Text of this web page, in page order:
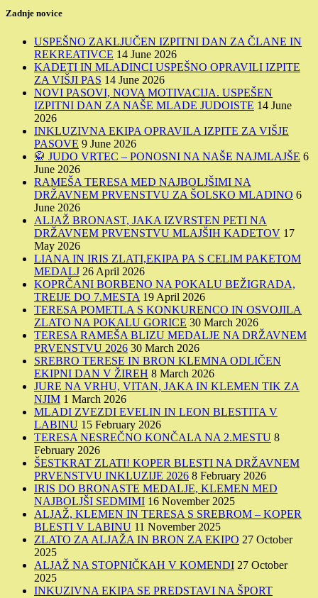
Zadnje novice
USPEŠNO ZAKLJUČEN IZPITNI DAN ZA ČLANE IN
REKREATIVCE 14 June 2026
KADETI IN MLADINCI USPEŠNO OPRAVILI IZPITE
ZA VIŠJI PAS 14 June 2026
NOVI PASOVI, NOVA MOTIVACIJA. USPEŠEN
IZPITNI DAN ZA NAŠE MLADE JUDOISTE 14 June
2026
INKLUZIVNA EKIPA OPRAVILA IZPITE ZA VIŠJE
PASOVE 9 June 2026
🥋 JUDO VRTEC – PONOSNI NA NAŠE NAJMLAJŠE 6
June 2026
RAMEŠA TERESA MED NAJBOLJŠIMI NA
DRŽAVNEM PRVENSTVU ZA ŠOLSKO MLADINO 6
June 2026
ALJAŽ BRONAST, JAKA IZVRSTEN PETI NA
DRŽAVNEM PRVENSTVU MLAJŠIH KADETOV 17
May 2026
LIANA IN IRIS ZLATI,EKIPA PA S CELIM PAKETOM
MEDALJ 26 April 2026
KOPRČANI BORBENO NA POKALU BEŽIGRADA,
TREIJE DO 7.MESTA 19 April 2026
TERESA POMETLA S KONKURENCO IN OSVOJILA
ZLATO NA POKALU GORICE 30 March 2026
TERESA RAMEŠA BLIZU MEDALJE NA DRŽAVNEM
PRVENSTVU 2026 30 March 2026
SREBRO TERESE IN BRON KLEMNA ODLIČEN
EKIPNI DAN V ŽIREH 8 March 2026
JURE NA VRHU, VITAN, JAKA IN KLEMEN TIK ZA
NJIM 1 March 2026
MLADI ZVEZDI EVELIN IN LEON BLESTITA V
LABINU 15 February 2026
TERESA NESREČNO KONČALA NA 2.MESTU 8
February 2026
ŠESTKRAT ZLATI! KOPER BLESTI NA DRŽAVNEM
PRVENSTVU INKLUZIJE 2026 8 February 2026
IRIS DO BRONASTE MEDALJE, KLEMEN MED
NAJBOLJŠI SEDMIMI 16 November 2025
ALJAŽ, KLEMEN IN TERESA S SREBROM – KOPER
BLESTI V LABINU 11 November 2025
ZLATO ZA ALJAŽA IN BRON ZA EKIPO 27 October
2025
ALJAŽ NA STOPNIČKAH V KOMENDI 27 October
2025
INKUZIVNA EKIPA SE PREDSTAVI NA ŠPORT